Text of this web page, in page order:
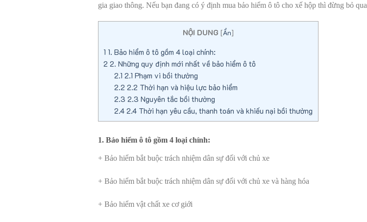
gia giao thông. Nếu bạn đang có ý định mua bảo hiểm ô tô cho xế hộp thì đừng bỏ qua
NỘI DUNG [Ẩn]
1 1. Bảo hiểm ô tô gồm 4 loại chính:
2 2. Những quy định mới nhất về bảo hiểm ô tô
2.1 2.1 Phạm vi bồi thường
2.2 2.2 Thời hạn và hiệu lực bảo hiểm
2.3 2.3 Nguyên tắc bồi thường
2.4 2.4 Thời hạn yêu cầu, thanh toán và khiếu nại bồi thường
1. Bảo hiểm ô tô gồm 4 loại chính:
+ Bảo hiểm bắt buộc trách nhiệm dân sự đối với chủ xe
+ Bảo hiểm bắt buộc trách nhiệm dân sự đối với chủ xe và hàng hóa
+ Bảo hiểm vật chất xe cơ giới